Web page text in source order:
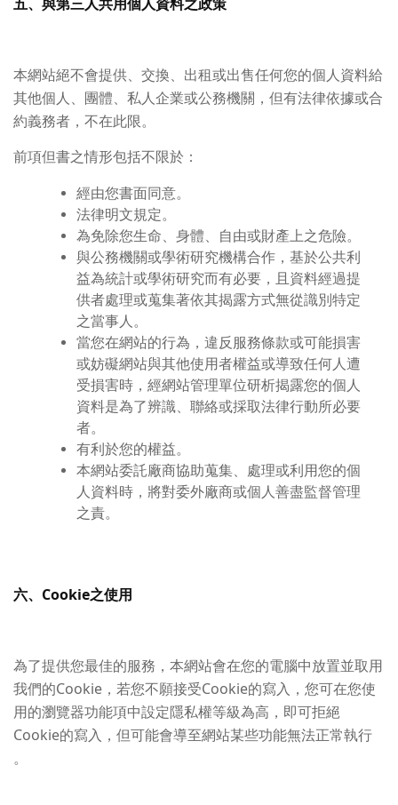
本網站絕不會提供、交換、出租或出售任何您的個人資料給
其他個人、團體、私人企業或公務機關，但有法律依據或合
約義務者，不在此限。
前項但書之情形包括不限於：
經由您書面同意。
法律明文規定。
為免除您生命、身體、自由或財產上之危險。
與公務機關或學術研究機構合作，基於公共利
益為統計或學術研究而有必要，且資料經過提
供者處理或蒐集著依其揭露方式無從識別特定
之當事人。
當您在網站的行為，違反服務條款或可能損害
或妨礙網站與其他使用者權益或導致任何人遭
受損害時，經網站管理單位研析揭露您的個人
資料是為了辨識、聯絡或採取法律行動所必要
者。
有利於您的權益。
本網站委託廠商協助蒐集、處理或利用您的個
人資料時，將對委外廠商或個人善盡監督管理
之責。
六、Cookie之使用
為了提供您最佳的服務，本網站會在您的電腦中放置並取用
我們的Cookie，若您不願接受Cookie的寫入，您可在您使
用的瀏覽器功能項中設定隱私權等級為高，即可拒絕
Cookie的寫入，但可能會導至網站某些功能無法正常執行
。